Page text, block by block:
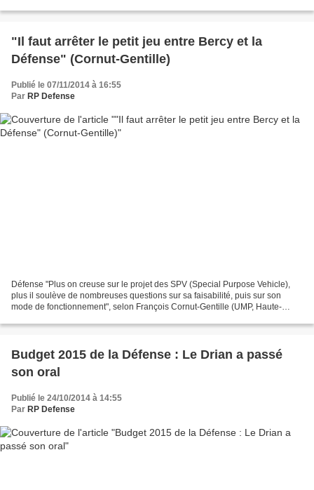
"Il faut arrêter le petit jeu entre Bercy et la
Défense" (Cornut-Gentille)
Publié le 07/11/2014 à 16:55
Par RP Defense
Défense "Plus on creuse sur le projet des SPV (Special Purpose Vehicle),
plus il soulève de nombreuses questions sur sa faisabilité, puis sur son
mode de fonctionnement", selon François Cornut-Gentille (UMP, Haute-
Budget 2015 de la Défense : Le Drian a passé
son oral
Publié le 24/10/2014 à 14:55
Par RP Defense